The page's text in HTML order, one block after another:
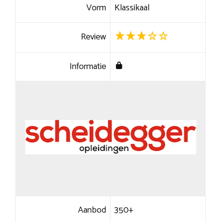
Vorm Klassikaal
Review
Informatie
Aanbod 350+